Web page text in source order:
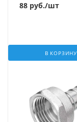
88 руб./шт
В КОРЗИНУ